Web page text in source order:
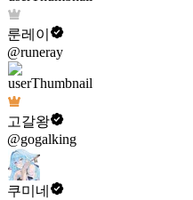
룬레이
@runeray
고갈왕
@gogalking
쿠미네